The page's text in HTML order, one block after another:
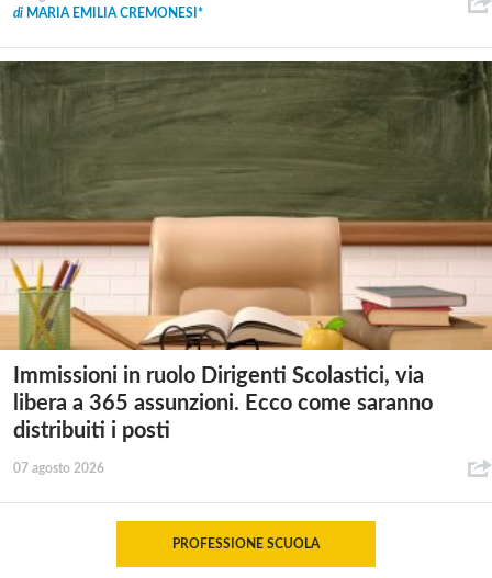
di MARIA EMILIA CREMONESI*
Immissioni in ruolo Dirigenti Scolastici, via
libera a 365 assunzioni. Ecco come saranno
distribuiti i posti
07 agosto 2026
PROFESSIONE SCUOLA